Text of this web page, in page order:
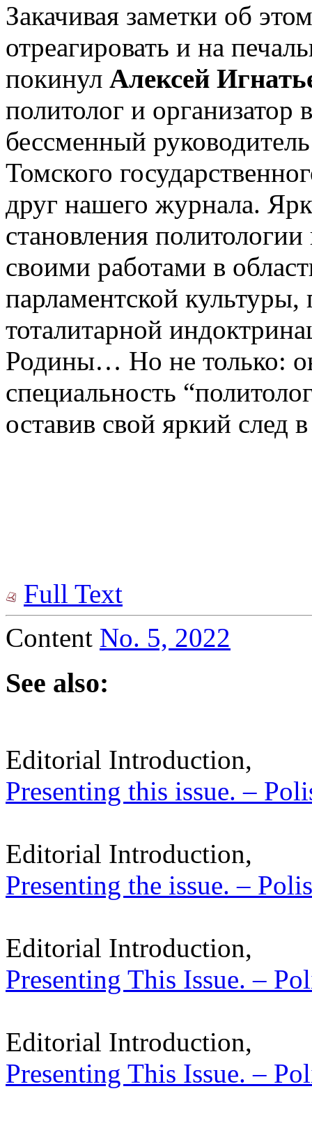
Закачивая заметки об
отреагировать и на
покинул Алексей
политолог и организатор
бессменный
Томского
друг нашего журнала.
становления
своими работами в
парламентской
тоталитарной
Родины… Но не только:
специальность
оставив свой яркий след
Full Text
Content No. 5, 2022
See also:
Editorial Introduction,
Presenting this issue. –
Editorial Introduction,
Presenting the issue. –
Editorial Introduction,
Presenting This Issue. –
Editorial Introduction,
Presenting This Issue. –